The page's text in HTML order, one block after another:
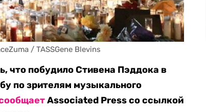
/ TASSGene Blevins
что побудило Стивена Пэддока в
по зрителям музыкального
Associated Press со ссылкой